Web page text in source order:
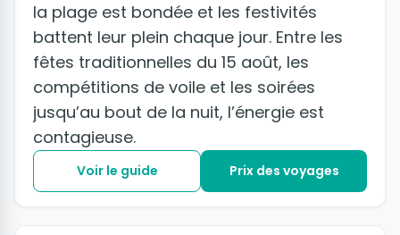
la plage est bondée et les festivités
battent leur plein chaque jour. Entre les
fêtes traditionnelles du 15 août, les
compétitions de voile et les soirées
jusqu’au bout de la nuit, l’énergie est
contagieuse.
Voir le guide Prix des voyages